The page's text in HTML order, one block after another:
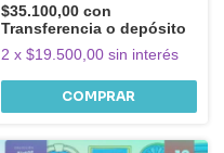
$35.100,00 con
Transferencia o depósito
2 x $19.500,00 sin interés